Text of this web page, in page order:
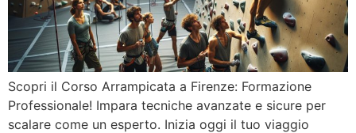
Scopri il Corso Arrampicata a Firenze: Formazione
Professionale! Impara tecniche avanzate e sicure per
scalare come un esperto. Inizia oggi il tuo viaggio